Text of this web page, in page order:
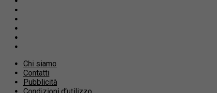
Chi siamo
Contatti
Pubblicità